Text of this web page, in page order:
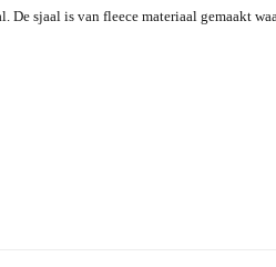
De sjaal is van fleece materiaal gemaakt